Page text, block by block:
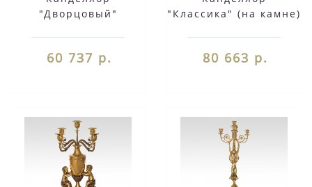
"Дворцовый"
60 737 р.
"Классика" (на камне)
80 663 р.